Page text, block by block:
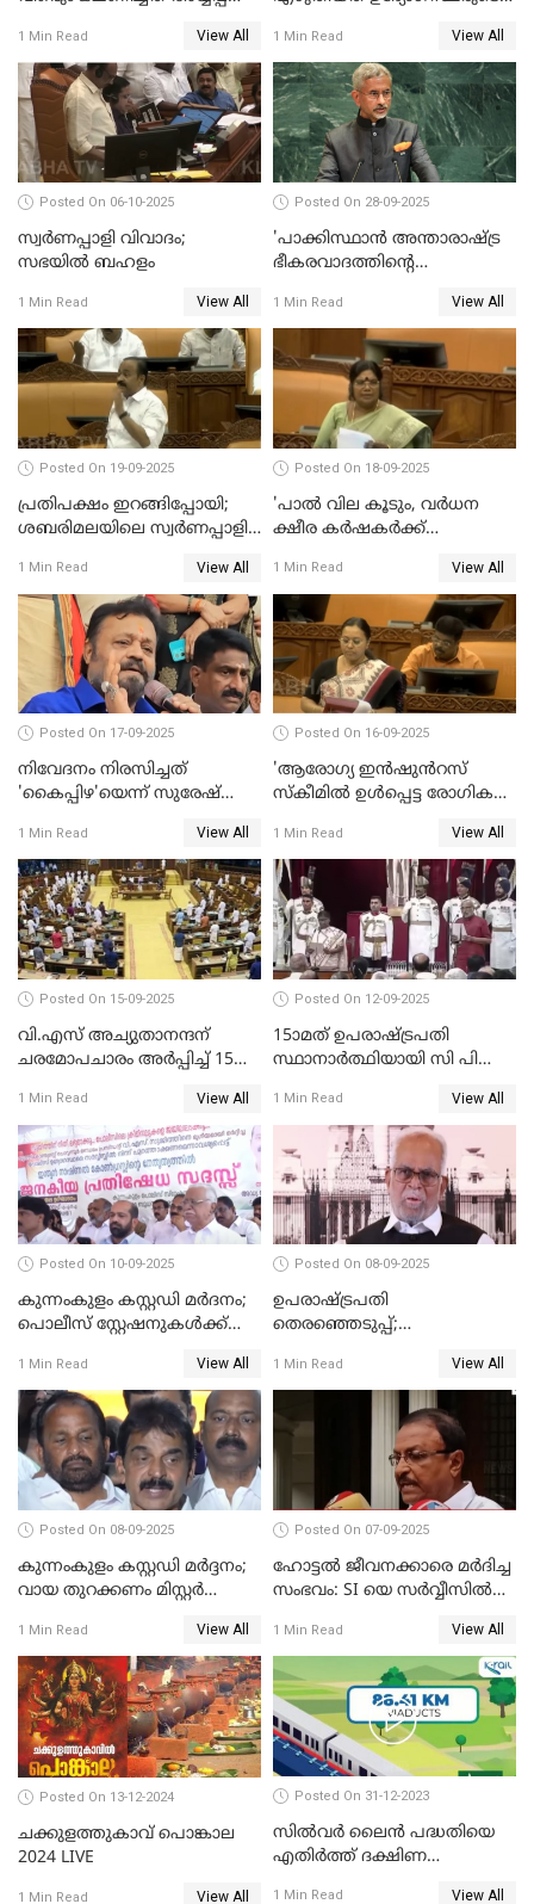
അടിച്ചുമാറ്റാനാണെന്ന്
സംശയമുണ്ട്'; വി ഡി
സതീശൻ
1 Min Read View All
ടി.കെ.രാജഗോപാല്‍
1 Min Read View All
Posted On 06-10-2025
സ്വർണപ്പാളി വിവാദം;
സഭയിൽ ബഹളം
1 Min Read View All
Posted On 28-09-2025
'പാക്കിസ്ഥാന്‍ അന്താരാഷ്ട്ര
ഭീകരവാദത്തിന്റെ
ജയശങ്കര്‍
1 Min Read View All
Posted On 19-09-2025
പ്രതിപക്ഷം ഇറങ്ങിപ്പോയി;
ശബരിമലയിലെ സ്വർണപ്പാളി
പ്രമേയത്തിന് അനുമതിയില്ല
WATCH VIDEO
1 Min Read View All
Posted On 18-09-2025
'പാൽ വില കൂടും, വർധന
ക്ഷീര കർഷകർക്ക്
ജെ ചിഞ്ചുറാണി
1 Min Read View All
Posted On 17-09-2025
നിവേദനം നിരസിച്ചത്
'കൈപ്പിഴ'യെന്ന് സുരേഷ്
1 Min Read View All
Posted On 16-09-2025
'ആരോഗ്യ ഇൻഷുൻറസ്
സ്കീമിൽ ഉൾപ്പെട്ട രോഗികൾ
വാങ്ങി നൽകേണ്ട സാഹചര്യം
ഇല്ല'; വീണ ജോർജ് WATCH
VIDEO
1 Min Read View All
Posted On 15-09-2025
വി.എസ് അച്യുതാനന്ദന്
ചരമോപചാരം അർപ്പിച്ച് 15-ാം
സമ്മേളനത്തിന് തുടക്കം
WATCH VIDEO
1 Min Read View All
Posted On 12-09-2025
15ാമത് ഉപരാഷ്ട്രപതി
സ്ഥാനാര്‍ത്ഥിയായി സി പി
സത്യപ്രതിജ്ഞ ചെയ്തു
WATCH VIDEO
1 Min Read View All
Posted On 10-09-2025
കുന്നംകുളം കസ്റ്റഡി മര്‍ദനം;
പൊലീസ് സ്റ്റേഷനുകൾക്ക്
സദസ്സ്
1 Min Read View All
Posted On 08-09-2025
ഉപരാഷ്ട്രപതി
തെരഞ്ഞെടുപ്പ്;
സന്ദേശവുമായി ജസ്റ്റിസ് ബി.
1 Min Read View All
Posted On 08-09-2025
കുന്നംകുളം കസ്റ്റഡി മര്‍ദ്ദനം;
വായ തുറക്കണം മിസ്റ്റര്‍
വേണുഗോപാൽ
1 Min Read View All
Posted On 07-09-2025
ഹോട്ടൽ ജീവനക്കാരെ മർദിച്ച
സംഭവം: SI യെ സർവ്വീസിൽ
പി ഔസേപ്പ്
1 Min Read View All
Posted On 13-12-2024
ചക്കുളത്തുകാവ് പൊങ്കാല
2024 LIVE
1 Min Read View All
Posted On 31-12-2023
സില്‍വര്‍ ലൈന്‍ പദ്ധതിയെ
എതിര്‍ത്ത് ദക്ഷിണ
1 Min Read View All